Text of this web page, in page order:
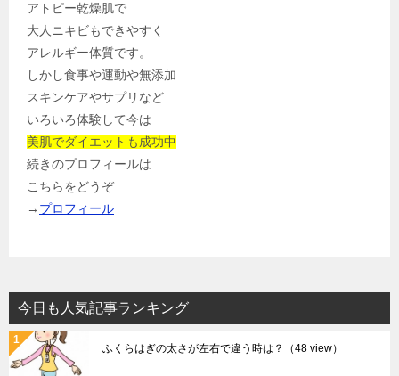
アトピー乾燥肌で
大人ニキビもできやすく
アレルギー体質です。
しかし食事や運動や無添加
スキンケアやサプリなど
いろいろ体験して今は
美肌でダイエットも成功中
続きのプロフィールは
こちらをどうぞ
→ プロフィール
今日も人気記事ランキング
ふくらはぎの太さが左右で違う時は？ （48 view）